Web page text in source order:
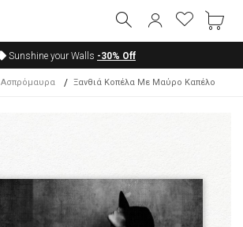
Sunshine your Walls -30% Off
Ασπρόμαυρα Ξανθιά Κοπέλα Με Μαύρο Καπέλο